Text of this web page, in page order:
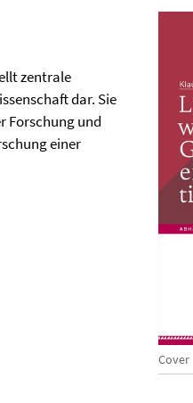
Cover
zentrale
dar. Sie
Forschung und
einer